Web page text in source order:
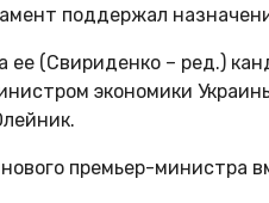
поддержал
ее (Свириденко – ред.)
экономики
премьер-министра